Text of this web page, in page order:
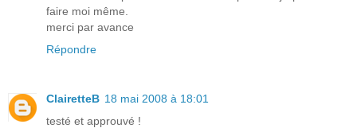
faire moi même.
merci par avance
Répondre
ClairetteB 18 mai 2008 à 18:01
testé et approuvé !